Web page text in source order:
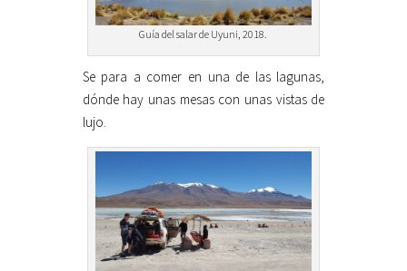
Guía del salar de Uyuni, 2018.
Se para a comer en una de las lagunas,
dónde hay unas mesas con unas vistas de
lujo.